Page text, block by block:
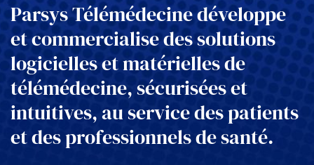
Parsys Télémédecine développe
et commercialise des solutions
logicielles et matérielles de
télémédecine, sécurisées et
intuitives, au service des patients
et des professionnels de santé.